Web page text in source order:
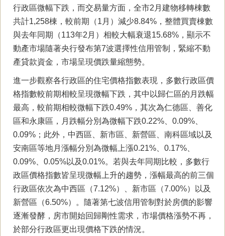
行政區微幅下跌，而交易量方面，全市2月建物移轉棟數
共計1,258棟，較前期（1月）減少8.84%，整體買賣棟數
與去年同期（113年2月）相較大幅衰退15.68%，顯示不
動產市場隨著央行發布第7波選擇性信用管制，緊縮不動
產貸款資金，市場呈現價跌量縮態勢。
進一步觀察各行政區的住宅價格指數表現，多數行政區價
格指數較前期相較呈現微幅下跌，其中以歸仁區的月跌幅
最高，較前期相較微幅下跌0.49%，其次為仁德區、善化
區和永康區，月跌幅分別為微幅下跌0.22%、0.09%、
0.09%；此外，中西區、新市區、新營區、南科區域以及
安南區等地月漲幅分別為微幅上漲0.21%、0.17%、
0.09%、0.05%以及0.01%。若與去年同期比較，多數行
政區價格指數皆呈現微幅上升的趨勢，漲幅最高的前三個
行政區依次為中西區（7.12%）、新市區（7.00%）以及
新營區（6.50%）。隨著第七波信用管制對於房價的影響
逐漸發酵，房市開始回歸剛性需求，市場價格漲勢不再，
於部分行政區更出現價格下跌的情況。